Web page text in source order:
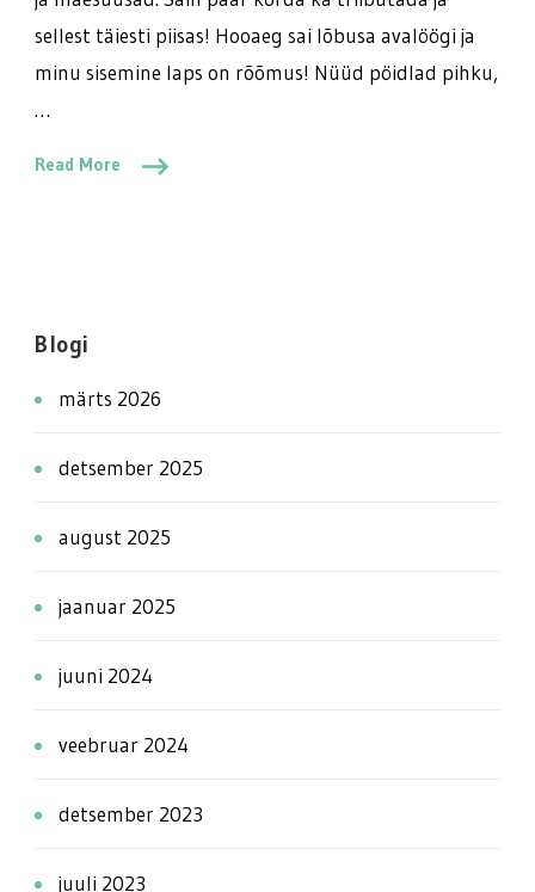
sellest täiesti piisas! Hooaeg sai lõbusa avalöögi ja
minu sisemine laps on rõõmus! Nüüd pöidlad pihku,
…
Read More
Blogi
märts 2026
detsember 2025
august 2025
jaanuar 2025
juuni 2024
veebruar 2024
detsember 2023
juuli 2023